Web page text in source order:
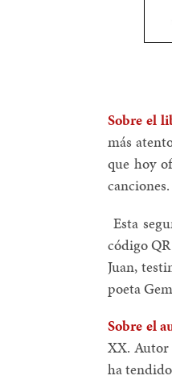
Sobre el
más
que hoy
canciones.
Esta
código
Juan,
poeta
Sobre el
XX. Autor
ha